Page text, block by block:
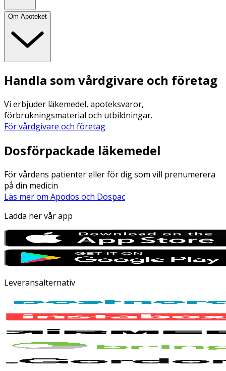
Om Apoteket
Handla som vårdgivare och företag
Vi erbjuder läkemedel, apoteksvaror,
förbrukningsmaterial och utbildningar.
För vårdgivare och företag
Dosförpackade läkemedel
För vårdens patienter eller för dig som vill prenumerera
på din medicin
Läs mer om Apodos och Dospac
Ladda ner vår app
Leveransalternativ